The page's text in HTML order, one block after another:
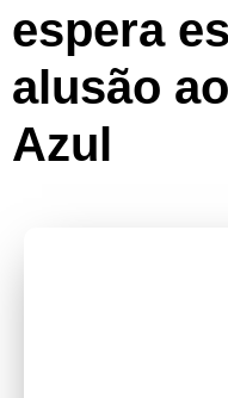
espera
alusão
Azul